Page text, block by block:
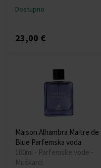
Dostupno
23,00 €
Maison Alhambra Maitre de
Blue Parfemska voda
100ml - Parfemske vode -
Muškarci